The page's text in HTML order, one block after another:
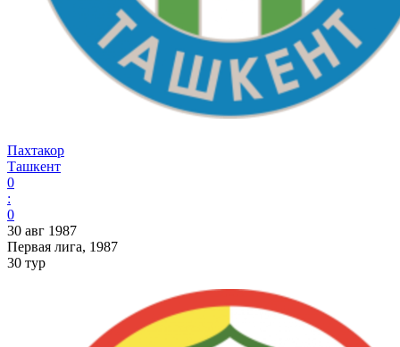
Пахтакор
Ташкент
0
:
0
30 авг 1987
Первая лига, 1987
30 тур